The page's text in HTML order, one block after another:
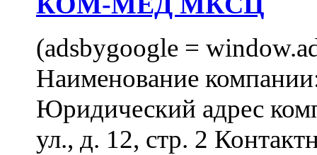
(adsbygoogle =
Наименование
Юридический адрес
ул., д. 12, стр. 2